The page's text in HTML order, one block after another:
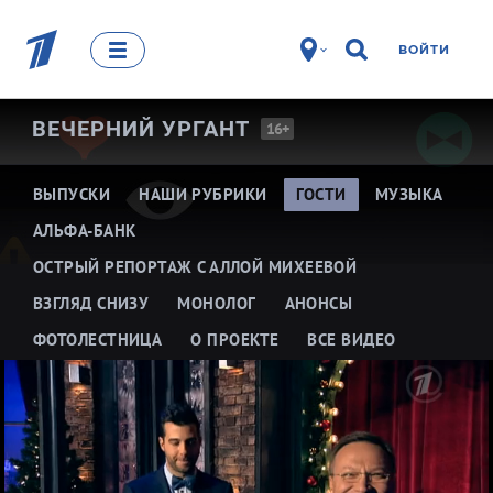
ВОЙТИ
ВЕЧЕРНИЙ УРГАНТ 16+
ВЫПУСКИ НАШИ РУБРИКИ ГОСТИ
МУЗЫКА
АЛЬФА-БАНК
ОСТРЫЙ РЕПОРТАЖ С АЛЛОЙ МИХЕЕВОЙ
ВЗГЛЯД СНИЗУ
МОНОЛОГ
АНОНСЫ
ФОТОЛЕСТНИЦА
О ПРОЕКТЕ ВСЕ ВИДЕО